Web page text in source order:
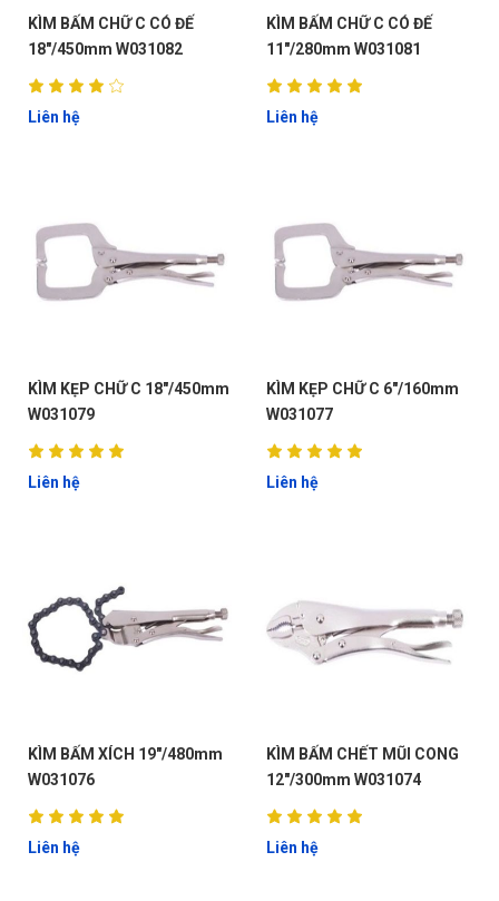
KÌM BẤM CHỮ C CÓ ĐẾ
18"/450mm W031082
Liên hệ
KÌM BẤM CHỮ C CÓ ĐẾ
11"/280mm W031081
Liên hệ
KÌM KẸP CHỮ C 18"/450mm
W031079
Liên hệ
KÌM KẸP CHỮ C 6"/160mm
W031077
Liên hệ
KÌM BẤM XÍCH 19"/480mm
W031076
Liên hệ
KÌM BẤM CHẾT MŨI CONG
12"/300mm W031074
Liên hệ